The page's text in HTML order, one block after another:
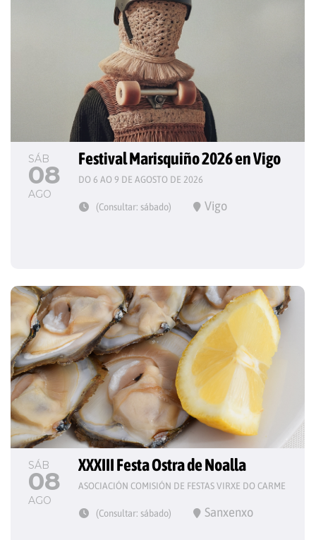
SÁB
08
AGO
Festival Marisquiño 2026 en Vigo
DO 6 AO 9 DE AGOSTO DE 2026
(Consultar: sábado) Vigo
SÁB
08
AGO
XXXIII Festa Ostra de Noalla
ASOCIACIÓN COMISIÓN DE FESTAS VIRXE DO CARME
(Consultar: sábado) Sanxenxo